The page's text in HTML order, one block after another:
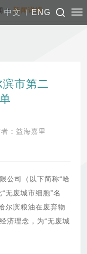
中文 ENG
> 新闻详情
市第二
：益海嘉里
公司（以下简称“哈
无废城市细胞”名
尔滨粮油在废弃物
济理念，为“无废城